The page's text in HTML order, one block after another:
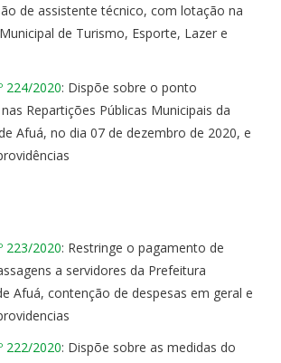
de assistente técnico, com lotação na
de Turismo, Esporte, Lazer e
224/2020: Dispõe sobre o ponto
Repartições Públicas Municipais da
Afuá, no dia 07 de dezembro de 2020, e
223/2020: Restringe o pagamento de
a servidores da Prefeitura
Afuá, contenção de despesas em geral e
222/2020: Dispõe sobre as medidas do